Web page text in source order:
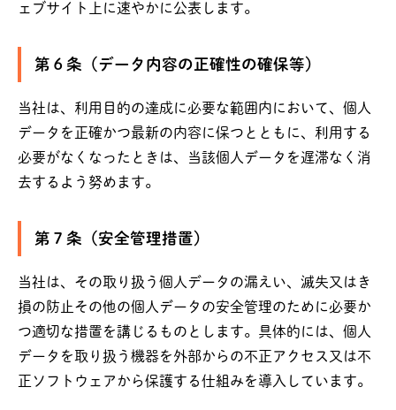
ェブサイト上に速やかに公表します。
第６条（データ内容の正確性の確保等）
当社は、利用目的の達成に必要な範囲内において、個人
データを正確かつ最新の内容に保つとともに、利用する
必要がなくなったときは、当該個人データを遅滞なく消
去するよう努めます。
第７条（安全管理措置）
当社は、その取り扱う個人データの漏えい、滅失又はき
損の防止その他の個人データの安全管理のために必要か
つ適切な措置を講じるものとします。具体的には、個人
データを取り扱う機器を外部からの不正アクセス又は不
正ソフトウェアから保護する仕組みを導入しています。